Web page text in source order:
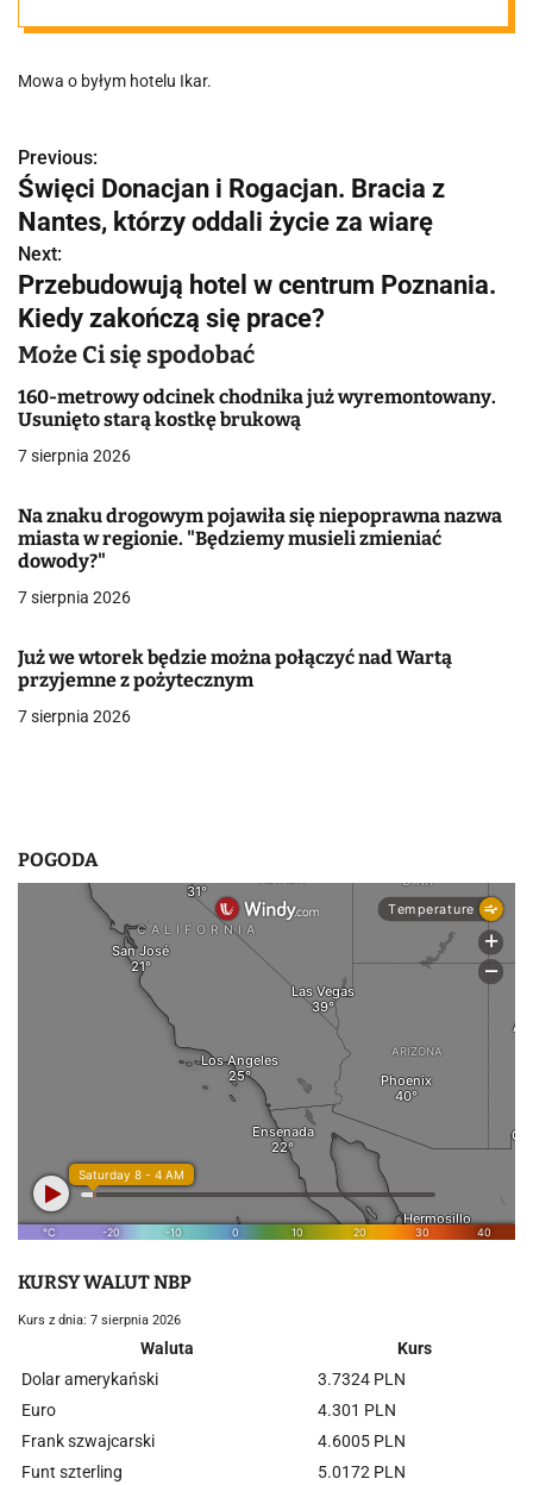
zakończą
prace?
Mowa o byłym hotelu Ikar.
N
a
w
i
g
a
c
a
w
i
s
Previous:
Święci Donacjan i Rogacjan. Bracia z
Nantes, którzy oddali życie za wiarę
Next:
Przebudowują hotel w centrum Poznania.
Kiedy zakończą się prace?
Może Ci się spodobać
160-metrowy odcinek chodnika już wyremontowany.
Usunięto starą kostkę brukową
7 sierpnia 2026
Na znaku drogowym pojawiła się niepoprawna nazwa
miasta w regionie. "Będziemy musieli zmieniać
dowody?"
7 sierpnia 2026
Już we wtorek będzie można połączyć nad Wartą
przyjemne z pożytecznym
7 sierpnia 2026
POGODA
KURSY WALUT NBP
Kurs z dnia: 7 sierpnia 2026
Waluta
Kurs
Dolar amerykański
3.7324 PLN
Euro
4.301 PLN
Frank szwajcarski
4.6005 PLN
Funt szterling
5.0172 PLN